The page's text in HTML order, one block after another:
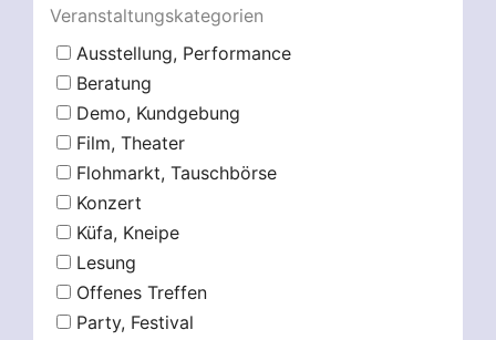
Veranstaltungskategorien
Ausstellung, Performance
Beratung
Demo, Kundgebung
Film, Theater
Flohmarkt, Tauschbörse
Konzert
Küfa, Kneipe
Lesung
Offenes Treffen
Party, Festival